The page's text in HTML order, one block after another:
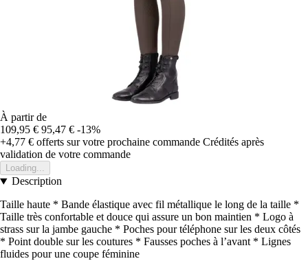
À partir de
109,95 € 95,47 € -13%
+4,77 € offerts sur votre prochaine commande Crédités après
validation de votre commande
Loading...
Description
Taille haute * Bande élastique avec fil métallique le long de la taille *
Taille très confortable et douce qui assure un bon maintien * Logo à
strass sur la jambe gauche * Poches pour téléphone sur les deux côtés
* Point double sur les coutures * Fausses poches à l’avant * Lignes
fluides pour une coupe féminine